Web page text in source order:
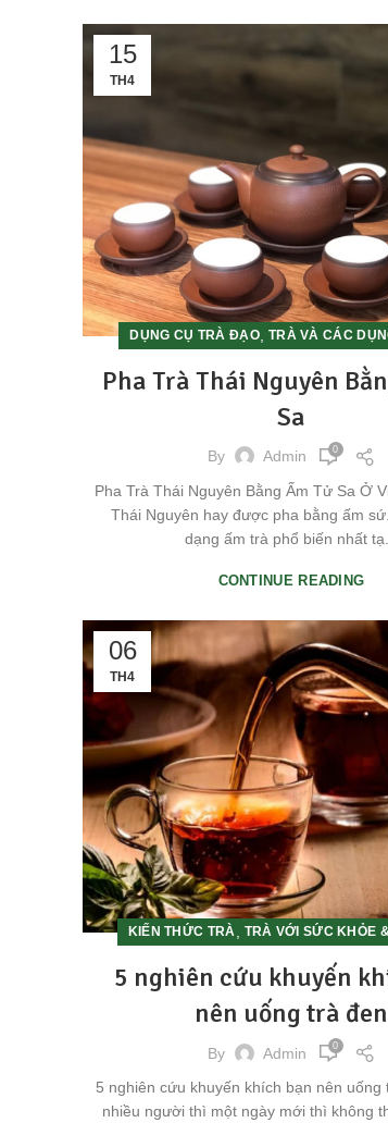
15
TH4
DỤNG CỤ TRÀ ĐẠO, TRÀ VÀ CÁC
Pha Trà Thái Nguyên
Sa
By Admin 0
Pha Trà Thái Nguyên Bằng Ấm Tử Sa Ở
Thái Nguyên hay được pha bằng ấm
dạng ấm trà phổ biến nhất tạ...
CONTINUE READING
06
TH4
KIẾN THỨC TRÀ TRÀ VỚI SỨC KHỎE
5 nghiên cứu khuyến
nên uống trà đen
By Admin 0
5 nghiên cứu khuyến khích bạn nên
nhiều người thì một ngày mới thì không